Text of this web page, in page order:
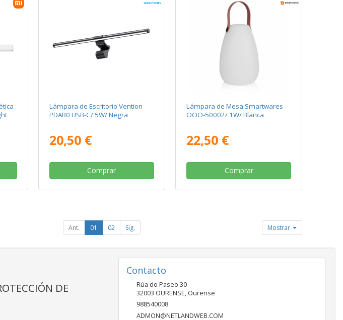
Lámpara de Escritorio Vention
PDAB0 USB-C/ 5W/ Negra
20,50 €
Comprar
Lámpara de Mesa Smartwares
OOO-50002/ 1W/ Blanca
22,50 €
Comprar
Ant. 01 02 Sig. Mostrar
DE
Contacto
Rúa do Paseo 30
32003 OURENSE, Ourense
988540008
ADMON@NETLANDWEB.COM